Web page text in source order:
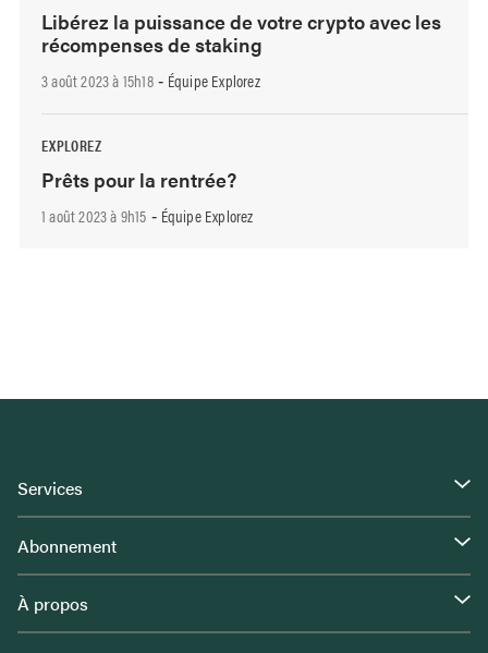
Libérez la puissance de votre crypto avec les
récompenses de staking
3 août 2023 à 15h18- Équipe Explorez
EXPLOREZ
Prêts pour la rentrée?
1 août 2023 à 9h15 - Équipe Explorez
Services
Abonnement
À propos